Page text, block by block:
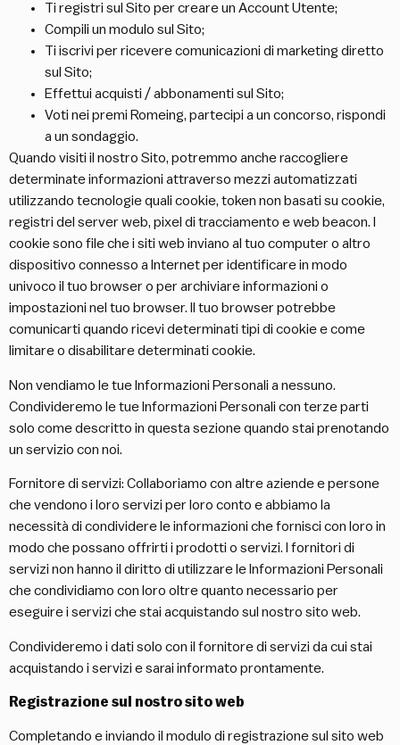
Ti registri sul Sito per creare un Account Utente;
Compili un modulo sul Sito;
Ti iscrivi per ricevere comunicazioni di marketing diretto
sul Sito;
Effettui acquisti / abbonamenti sul Sito;
Voti nei premi Romeing, partecipi a un concorso, rispondi
a un sondaggio.
Quando visiti il nostro Sito, potremmo anche raccogliere
determinate informazioni attraverso mezzi automatizzati
utilizzando tecnologie quali cookie, token non basati su cookie,
registri del server web, pixel di tracciamento e web beacon. I
cookie sono file che i siti web inviano al tuo computer o altro
dispositivo connesso a Internet per identificare in modo
univoco il tuo browser o per archiviare informazioni o
impostazioni nel tuo browser. Il tuo browser potrebbe
comunicarti quando ricevi determinati tipi di cookie e come
limitare o disabilitare determinati cookie.
Non vendiamo le tue Informazioni Personali a nessuno.
Condivideremo le tue Informazioni Personali con terze parti
solo come descritto in questa sezione quando stai prenotando
un servizio con noi.
Fornitore di servizi: Collaboriamo con altre aziende e persone
che vendono i loro servizi per loro conto e abbiamo la
necessità di condividere le informazioni che fornisci con loro in
modo che possano offrirti i prodotti o servizi. I fornitori di
servizi non hanno il diritto di utilizzare le Informazioni Personali
che condividiamo con loro oltre quanto necessario per
eseguire i servizi che stai acquistando sul nostro sito web.
Condivideremo i dati solo con il fornitore di servizi da cui stai
acquistando i servizi e sarai informato prontamente.
Registrazione sul nostro sito web
Completando e inviando il modulo di registrazione sul sito web